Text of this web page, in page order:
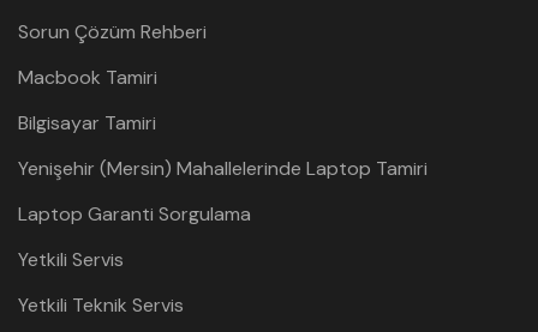
Sorun Çözüm Rehberi
Macbook Tamiri
Bilgisayar Tamiri
Yenişehir (Mersin) Mahallelerinde Laptop Tamiri
Laptop Garanti Sorgulama
Yetkili Servis
Yetkili Teknik Servis